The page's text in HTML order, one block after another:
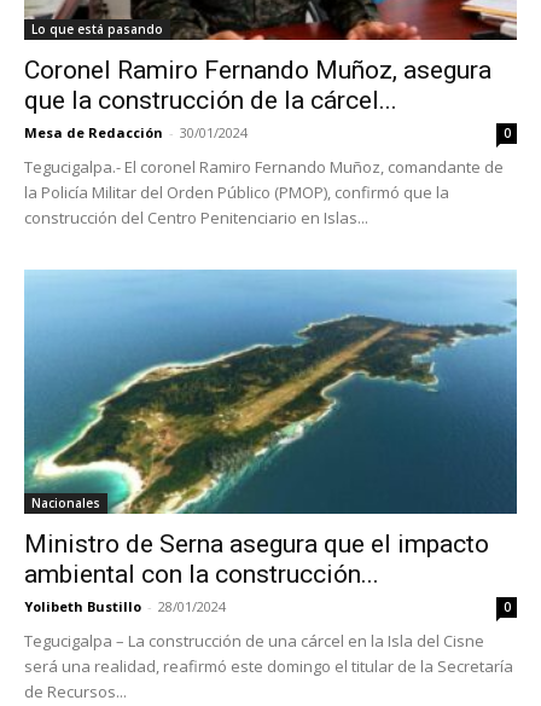
Lo que está pasando
Coronel Ramiro Fernando Muñoz, asegura
que la construcción de la cárcel...
Mesa de Redacción - 30/01/2024 0
Tegucigalpa.- El coronel Ramiro Fernando Muñoz, comandante de
la Policía Militar del Orden Público (PMOP), confirmó que la
construcción del Centro Penitenciario en Islas...
Nacionales
Ministro de Serna asegura que el impacto
ambiental con la construcción...
Yolibeth Bustillo - 28/01/2024 0
Tegucigalpa – La construcción de una cárcel en la Isla del Cisne
será una realidad, reafirmó este domingo el titular de la Secretaría
de Recursos...